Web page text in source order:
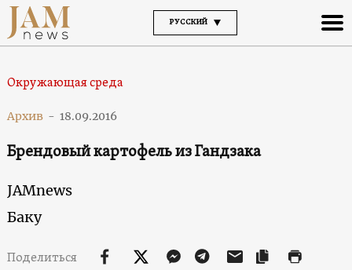
РУССКИЙ
Окружающая среда
Архив - 18.09.2016
Брендовый картофель из Гандзака
JAMnews
Баку
Поделиться